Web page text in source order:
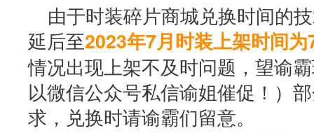
由于时装碎片商城兑换时间的
延后至2023年7月时装上架时间
情况出现上架不及时问题，望谕
以微信公众号私信谕姐催促！）
求，兑换时请谕霸们留意。